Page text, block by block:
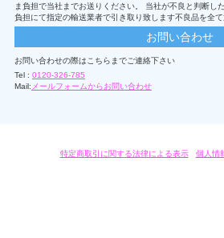
ま負担で当社までお送りください。 当社が不良と判断し
負担にて指定の輸送業者で引き取り致します不良品を全て
お問い合わせ
お問い合わせの際はこちらまでご連絡下さい
Tel : 0120-326-785
Mail: メールフォームからお問い合わせ
特定商取引に関する法律による表示/ 個人情